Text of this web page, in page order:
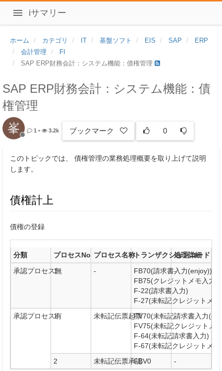
iサマリー
ホーム カテゴリ IT 基盤ソフト EIS SAP
ERP
会計管理
FI
SAP ERP財務会計：システム機能：債権管理
SAP ERP財務会計：システム機能：債
権管理
峯 1 • 3.2k ブックマーク 0
このトピックでは、 債権管理の業務処理概要を取り上げて説明
します。
債権計上
債権の登録
分類 プロセスNo プロセス名称トランザクションコード
処理詳細
承認プロセス無
1 -
FB70(請求書入力(enjoy))
FB75(クレジットメモ入力
F-22(請求書入力)
F-27(未転記クレジットメ
-
承認プロセス有
1 未転記伝票起票FV70(未転記請求書入力
FV75(未転記クレジットメ
F-64(未転記請求書入力)
F-67(未転記クレジットメ
-
2 未転記伝票承認FBV0 -